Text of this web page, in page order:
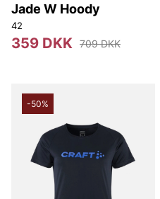
Jade W Hoody
42
359 DKK 709 DKK
-50%